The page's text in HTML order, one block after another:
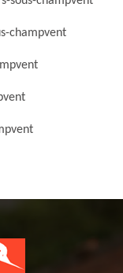
champvent